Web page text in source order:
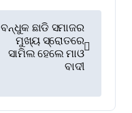
ବନ୍ଧୁକ ଛାଡି ସମାଜର
ମୁଖ୍ୟ ସ୍ରୋତରେ
ସାମିଲ ହେଲେ ମାଓ
ବାଦୀ